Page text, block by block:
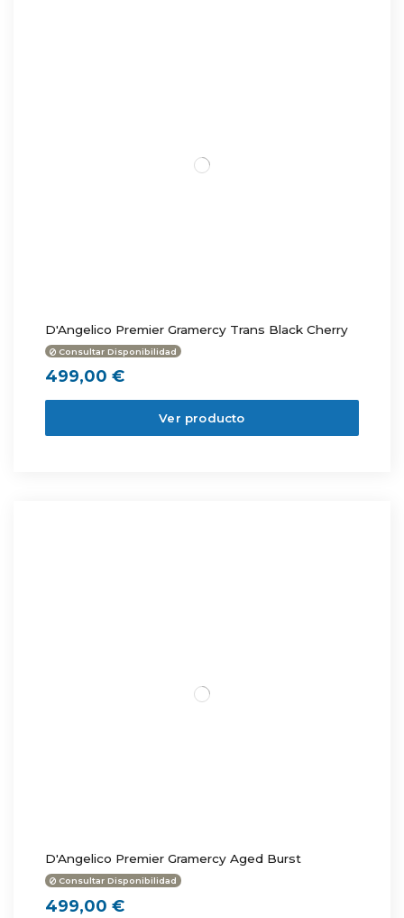
D'Angelico Premier Gramercy Trans Black Cherry
Consultar Disponibilidad
499,00 €
Ver producto
D'Angelico Premier Gramercy Aged Burst
Consultar Disponibilidad
499,00 €